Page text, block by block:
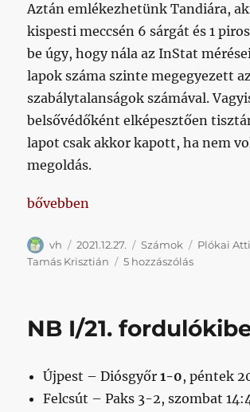
Aztán emlékezhetünk Tandiára,
kispesti meccsén 6 sárgát és 1
be úgy, hogy nála az InStat
lapok száma szinte megegyezett
szabálytalanságok számával.
belsővédőként elképesztően
lapot csak akkor kapott, ha nem
megoldás.
„Az megvolt, hogy a balhátvédünk
bővebben
Szerző
vh Közzétéve
2021.12.27. Kategória
Számok Címke
Plókai
Tamás Krisztián
5 hozzászólásAz
egyik
NB I/21.
Újpest – Diósgyőr1-0, péntek
Felcsút – Paks 3-2, szombat